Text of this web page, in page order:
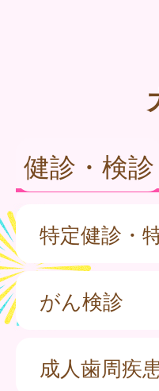
健診・検診
特定健診・
がん検診
成人歯周疾